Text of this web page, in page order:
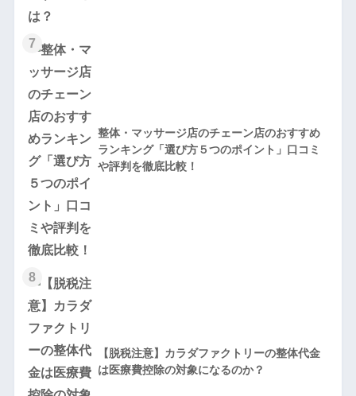
7
整体・マッサージ店のチェーン店のおすすめ
ランキング「選び方５つのポイント」口コミ
や評判を徹底比較！
8
【脱税注意】カラダファクトリーの整体代金
は医療費控除の対象になるのか？